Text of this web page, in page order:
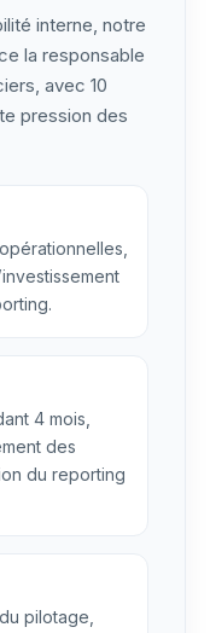
interne, notre
la responsable
avec 10
pression des
4 mois,
des
du reporting
pilotage,